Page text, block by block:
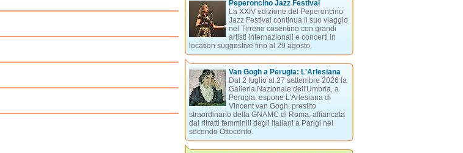
Peperoncino Jazz Festival
La XXIV edizione del Peperoncino
Jazz Festival continua il suo viaggio
nel Tirreno cosentino con grandi
artisti internazionali e concerti in
location suggestive fino al 29 agosto.
Van Gogh a Perugia: L'Arlesiana
Dal 2 luglio al 27 settembre 2026 la
Galleria Nazionale dell'Umbria, a
Perugia, espone L'Arlesiana di
Vincent van Gogh, prestito
straordinario della GNAMC di Roma, affiancata
dai ritratti femminili degli italiani a Parigi nel
secondo Ottocento.